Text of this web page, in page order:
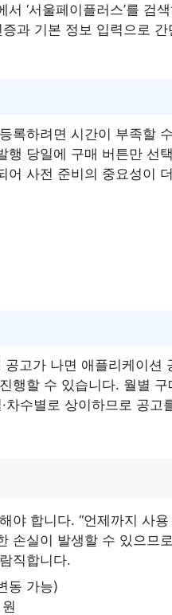
‘서울페이플러스’를 검
과 기본 정보 입력으로 간
록하려면 시간이 부족할
행 당일에 구매 버튼만 선
어 사전 준비의 중요성이
공고가 나면 애플리케이션
행할 수 있습니다. 월별 구
수별로 상이하므로 공고
야 합니다. “언제까지 사용
손실이 발생할 수 있으므
직합니다.
동 가능)